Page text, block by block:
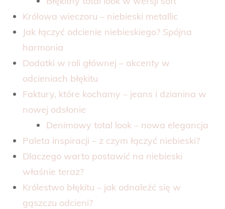
Królowa wieczoru – niebieski metallic
Jak łączyć odcienie niebieskiego? Spójna
harmonia
Dodatki w roli głównej – akcenty w
odcieniach błękitu
Faktury, które kochamy – jeans i dzianina w
nowej odsłonie
Denimowy total look – nowa elegancja
Paleta inspiracji – z czym łączyć niebieski?
Dlaczego warto postawić na niebieski
właśnie teraz?
Królestwo błękitu – jak odnaleźć się w
gąszczu odcieni?